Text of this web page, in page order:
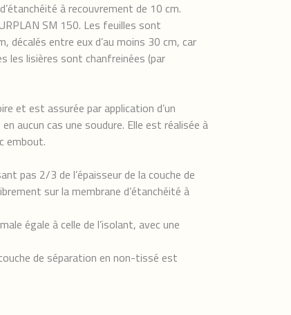
à recouvrement de 10 cm.
SM 150. Les feuilles sont
entre eux d’au moins 30 cm, car
les lisières sont chanfreinées (par
et est assurée par application d’un
aucun cas une soudure. Elle est réalisée à
embout.
pas 2/3 de l’épaisseur de la couche de
sur la membrane d’étanchéité à
égale à celle de l’isolant, avec une
de séparation en non-tissé est